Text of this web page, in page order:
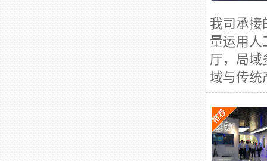
我司承接
量运用人
厅，局域
域与传统